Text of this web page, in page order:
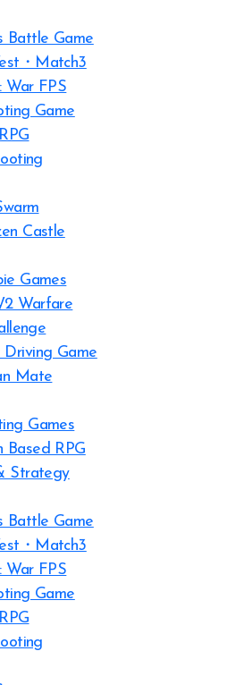
Battle Game
・Match3
War FPS
Game
Castle
Games
Warfare
Driving Game
Mate
Games
Based RPG
Strategy
Battle Game
・Match3
War FPS
Game